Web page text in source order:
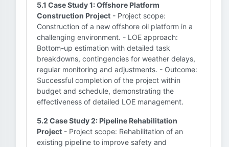
5.1 Case Study 1: Offshore Platform
Construction Project - Project scope:
Construction of a new offshore oil platform in a
challenging environment. - LOE approach:
Bottom-up estimation with detailed task
breakdowns, contingencies for weather delays,
regular monitoring and adjustments. - Outcome:
Successful completion of the project within
budget and schedule, demonstrating the
effectiveness of detailed LOE management.
5.2 Case Study 2: Pipeline Rehabilitation
Project - Project scope: Rehabilitation of an
existing pipeline to improve safety and